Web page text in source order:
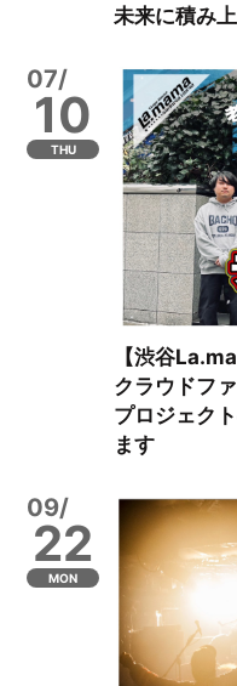
未来に積み
07/
10
THU
【渋谷
クラウドフ
プロジェク
ます
09/
22
MON